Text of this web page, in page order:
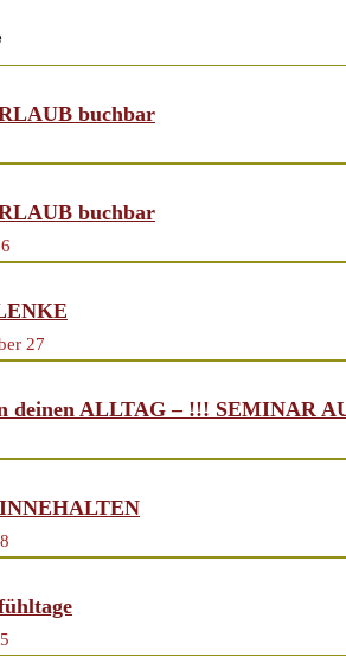
buchbar
buchbar
27
deinen ALLTAG – !!! SEMINAR